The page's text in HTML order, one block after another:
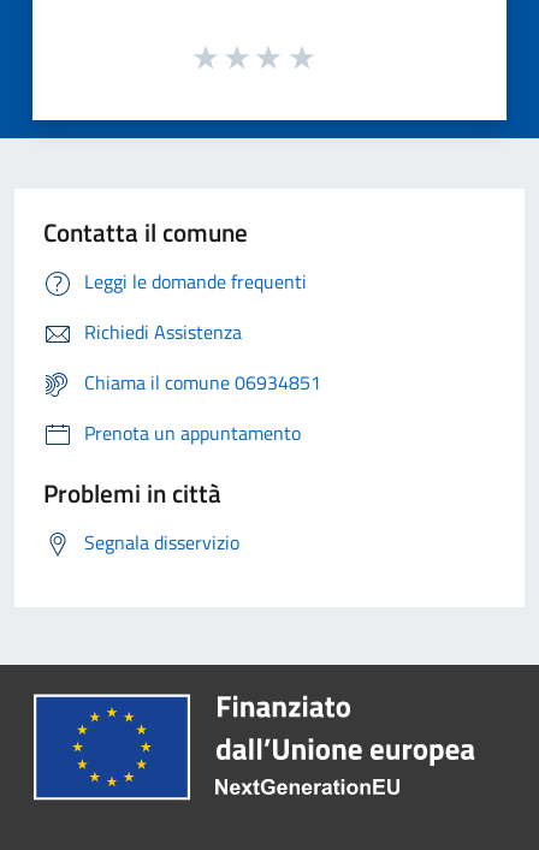
Contatta il comune
Leggi le domande frequenti
Richiedi Assistenza
Chiama il comune 06934851
Prenota un appuntamento
Problemi in città
Segnala disservizio